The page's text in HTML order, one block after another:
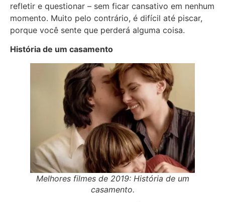
refletir e questionar – sem ficar cansativo em nenhum
momento. Muito pelo contrário, é difícil até piscar,
porque você sente que perderá alguma coisa.
História de um casamento
Melhores filmes de 2019: História de um
casamento.